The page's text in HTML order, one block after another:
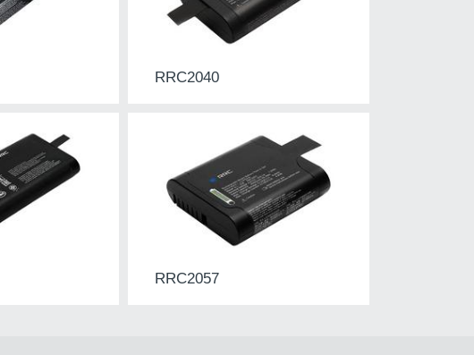
RRC2040
RRC2057